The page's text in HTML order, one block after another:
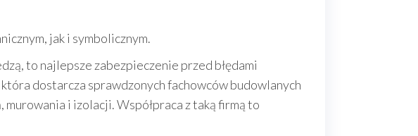
jak i symbolicznym.
to najlepsze zabezpieczenie przed błędami
która dostarcza sprawdzonych fachowców budowlanych
i izolacji. Współpraca z taką firmą to